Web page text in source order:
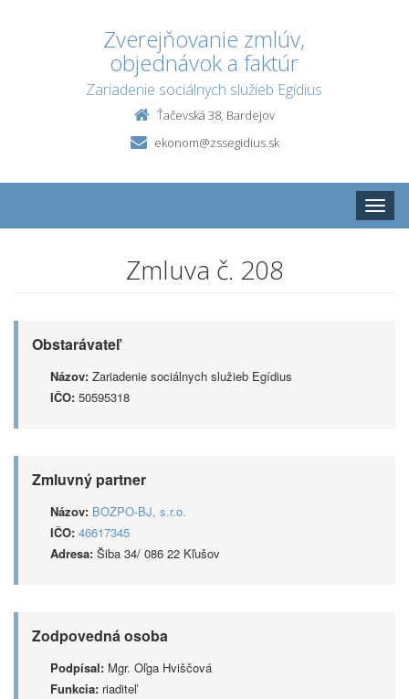
Zverejňovanie zmlúv,
objednávok a faktúr
Zariadenie sociálnych služieb Egídius
Ťačevská 38, Bardejov
ekonom@zssegidius.sk
Toggle
Zmluva č. 208
Obstarávateľ
Názov: Zariadenie sociálnych služieb Egídius
IČO: 50595318
Zmluvný partner
Názov: BOZPO-BJ, s.r.o.
IČO: 46617345
Adresa: Šiba 34/ 086 22 Kľušov
Zodpovedná osoba
Podpísal: Mgr. Oľga Hviščová
Funkcia: riaditeľ